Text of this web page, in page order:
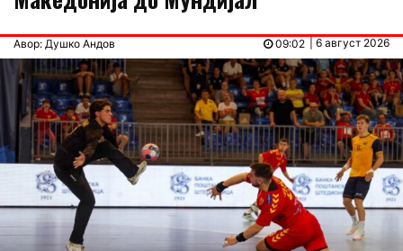
Авор: Душко Андов | 6 август 2026
09:02